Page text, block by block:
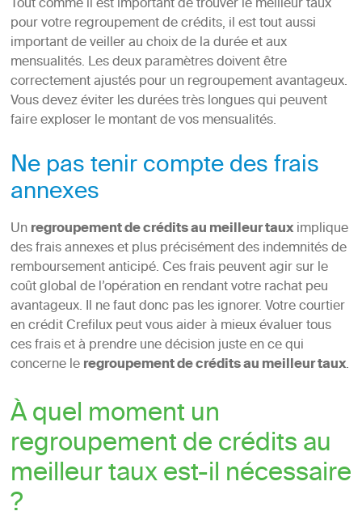
pour votre regroupement de crédits, il est tout aussi
important de veiller au choix de la durée et aux
mensualités. Les deux paramètres doivent être
correctement ajustés pour un regroupement avantageux.
Vous devez éviter les durées très longues qui peuvent
faire exploser le montant de vos mensualités.
Ne pas tenir compte des frais
annexes
Unregroupement de crédits au meilleur tauximplique
des frais annexes et plus précisément des indemnités de
remboursement anticipé. Ces frais peuvent agir sur le
coût global de l’opération en rendant votre rachat peu
avantageux. Il ne faut donc pas les ignorer. Votre courtier
en crédit Crefilux peut vous aider à mieux évaluer tous
ces frais et à prendre une décision juste en ce qui
concerne leregroupement de crédits au meilleur taux.
À quel moment un
regroupement de crédits au
meilleur taux est-il nécessaire
?